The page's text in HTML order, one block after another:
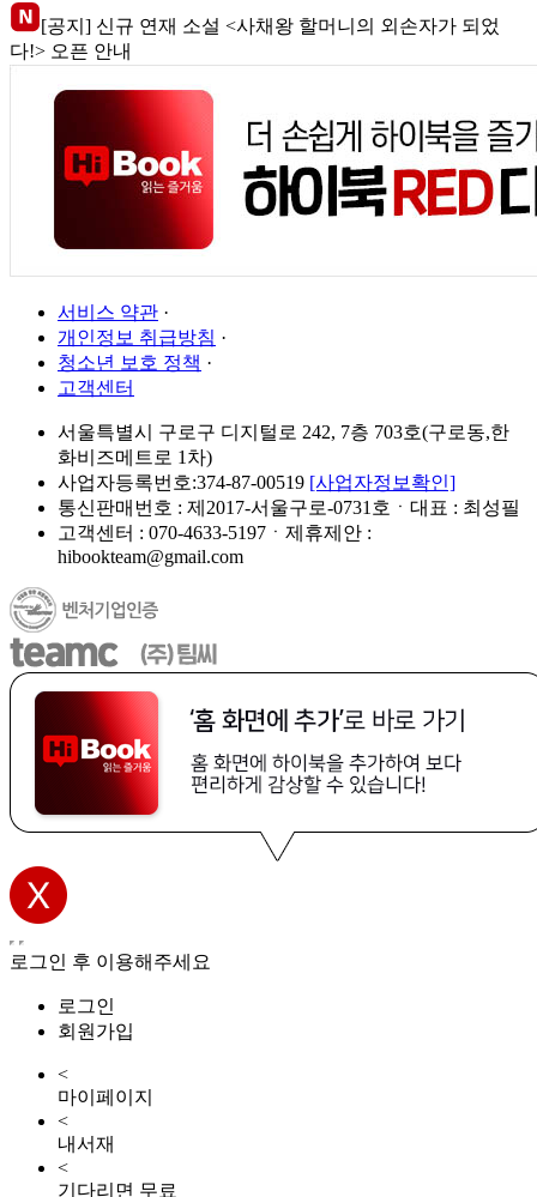
[공지] 신규 연재 소설 <사채왕 할머니의 외손자가 되었
다!> 오픈 안내
서비스 약관 ·
개인정보 취급방침 ·
청소년 보호 정책 ·
고객센터
서울특별시 구로구 디지털로 242, 7층 703호(구로동,한
화비즈메트로 1차)
사업자등록번호:374-87-00519 [사업자정보확인]
통신판매번호 : 제2017-서울구로-0731호ㆍ대표 : 최성필
고객센터 : 070-4633-5197ㆍ제휴제안 :
hibookteam@gmail.com
로그인 후 이용해주세요
로그인
회원가입
<
마이페이지
<
내서재
<
기다리면 무료